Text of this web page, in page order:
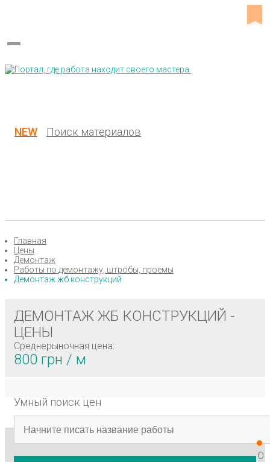
NEW Поиск материалов
Главная
Цены
Демонтаж
Работы по демонтажу, штробы, проемы
Демонтаж жб конструкций
ДЕМОНТАЖ ЖБ КОНСТРУКЦИЙ -
ЦЕНЫ
Среднерыночная цена:
800 грн / м
Умный поиск цен
О